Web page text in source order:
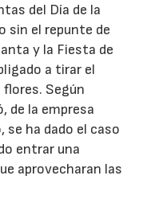
del Día de la
sin el repunte de
y la Fiesta de
a tirar el
Según
de la empresa
se ha dado el caso
entrar una
aprovecharan las